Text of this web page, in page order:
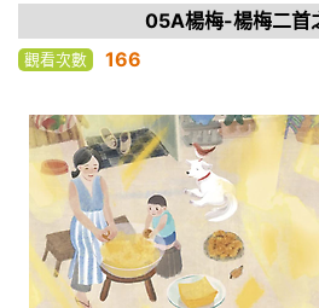
05A楊梅-楊梅二首
觀看次數 166